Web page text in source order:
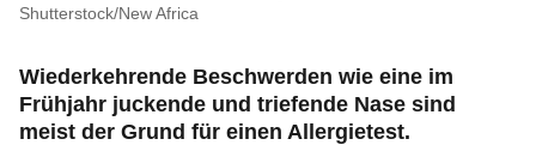
Shutterstock/New Africa
Wiederkehrende Beschwerden wie eine im
Frühjahr juckende und triefende Nase sind
meist der Grund für einen Allergietest.